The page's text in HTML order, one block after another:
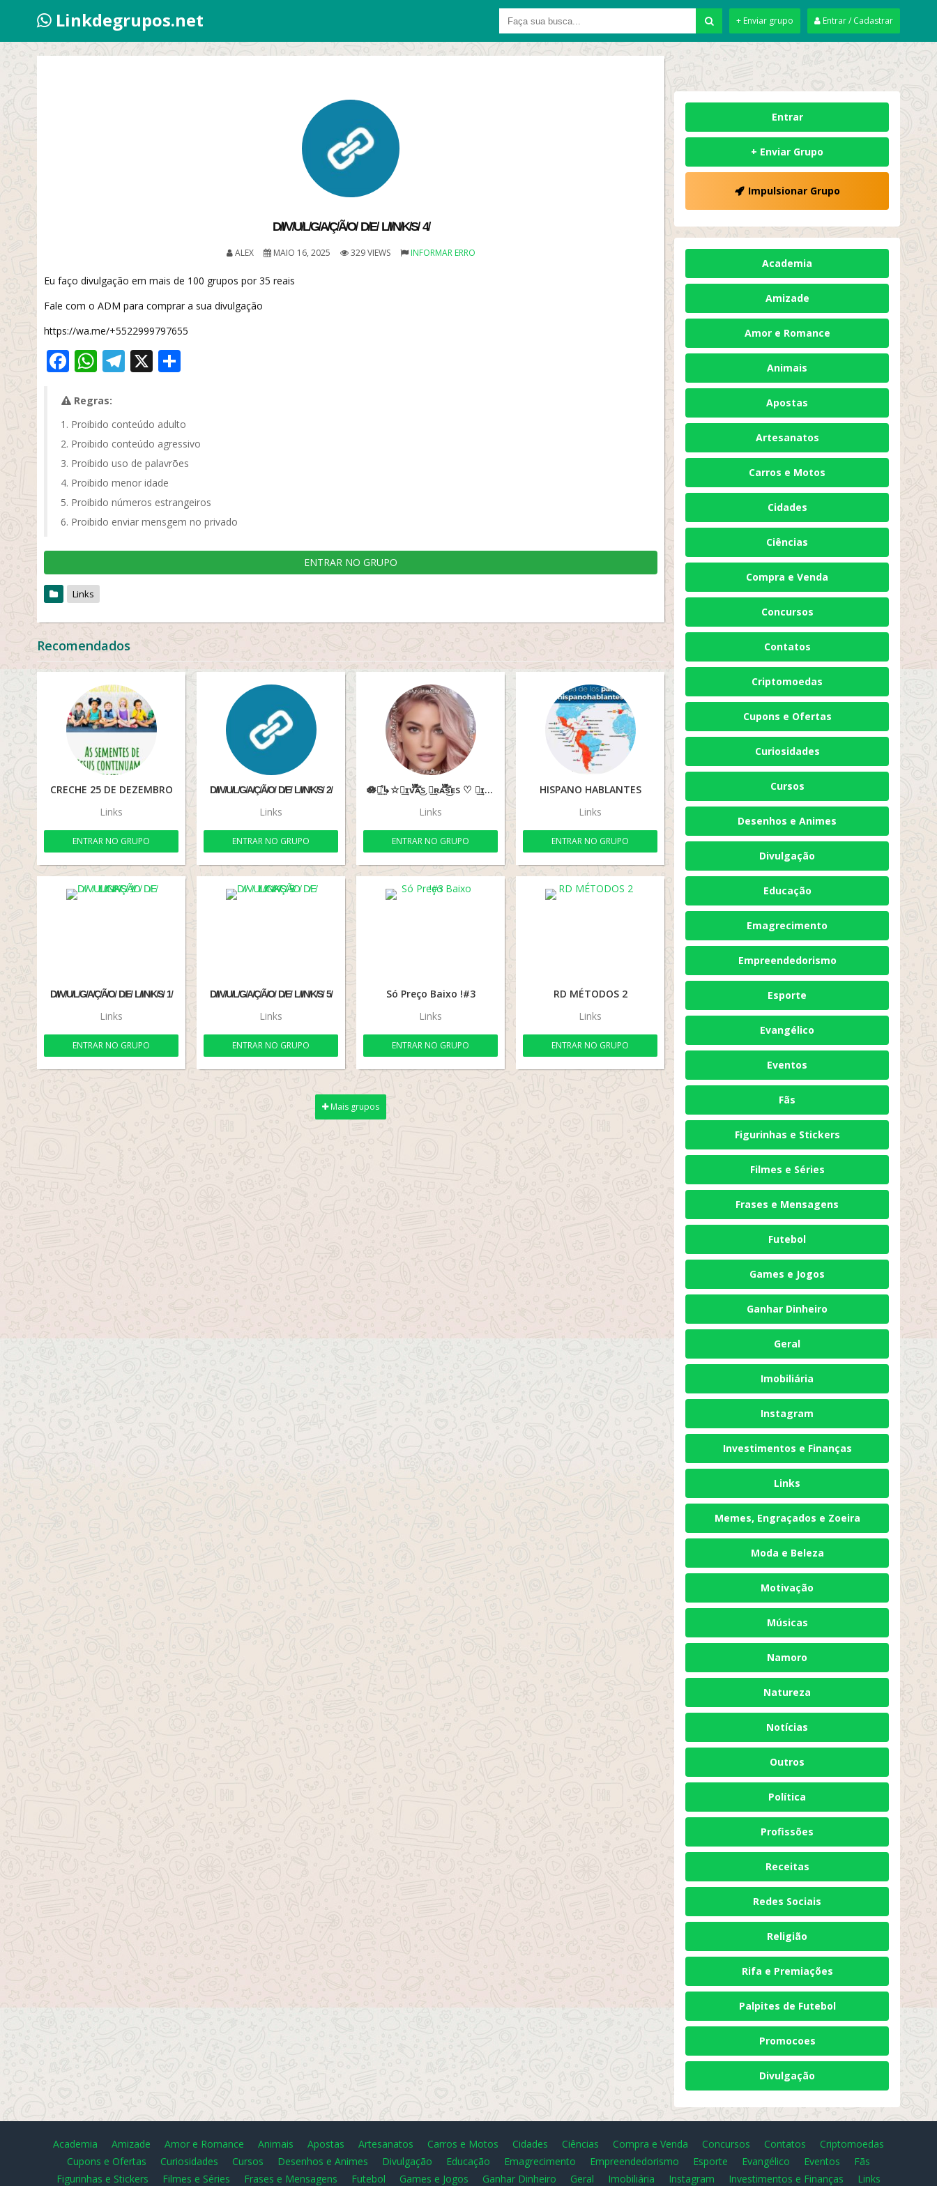
Linkdegrupos.net Entrar / Cadastrar
+ Enviar grupo
D̸I̸V̸U̸L̸G̸A̸Ç̸Ã̸O̸ D̸E̸ L̸I̸N̸K̸S̸ 4̸
ALEX MAIO 16, 2025 329 VIEWS INFORMAR ERRO
Eu faço divulgação em mais de 100 grupos por 35 reais
Fale com o ADM para comprar a sua divulgação
https://wa.me/+5522999797655
Facebook
WhatsApp
Telegram
X
Regras:
Proibido conteúdo adulto
Proibido conteúdo agressivo
Proibido uso de palavrões
Proibido menor idade
Proibido números estrangeiros
Proibido enviar mensgem no privado
ENTRAR NO GRUPO
Links
Recomendados
CRECHE 25 DE DEZEMBRO
Links
ENTRAR NO GRUPO
D̸I̸V̸U̸L̸G̸A̸Ç̸Ã̸O̸ D̸E̸ L̸I̸N̸K̸S̸ 2̸
Links
ENTRAR NO GRUPO
🪷ᰰ⵿᷒↳☆🅓︎͢ɪᴠ፝֟۬۬۫͞͡͝ᴀ͜s 🅕︎͢ʀᴀ፝֟۬۬۫͞͡͝s͜ᴇs ♡ 🅛︎͢ɪɴ፝֟۬۬۫͞͡͝ᴋ͜s🪷ᰰ⵿᷒↳☆
Links
ENTRAR NO GRUPO
HISPANO HABLANTES
Links
ENTRAR NO GRUPO
D̸I̸V̸U̸L̸G̸A̸Ç̸Ã̸O̸ D̸E̸ L̸I̸N̸K̸S̸ 1̸
Links
ENTRAR NO GRUPO
D̸I̸V̸U̸L̸G̸A̸Ç̸Ã̸O̸ D̸E̸ L̸I̸N̸K̸S̸ 5̸
Links
ENTRAR NO GRUPO
Só Preço Baixo !#3
Links
ENTRAR NO GRUPO
RD MÉTODOS 2
Links
ENTRAR NO GRUPO
Mais grupos
Entrar
+ Enviar Grupo
Impulsionar Grupo
Academia
Amizade
Amor e Romance
Animais
Apostas
Artesanatos
Carros e Motos
Cidades
Ciências
Compra e Venda
Concursos
Contatos
Criptomoedas
Cupons e Ofertas
Curiosidades
Cursos
Desenhos e Animes
Divulgação
Educação
Emagrecimento
Empreendedorismo
Esporte
Evangélico
Eventos
Fãs
Figurinhas e Stickers
Filmes e Séries
Frases e Mensagens
Futebol
Games e Jogos
Ganhar Dinheiro
Geral
Imobiliária
Instagram
Investimentos e Finanças
Links
Memes, Engraçados e Zoeira
Moda e Beleza
Motivação
Músicas
Namoro
Natureza
Notícias
Outros
Política
Profissões
Receitas
Redes Sociais
Religião
Rifa e Premiações
Palpites de Futebol
Promocoes
Divulgação
Academia Amizade Amor e Romance Animais Apostas Artesanatos Carros e Motos Cidades Ciências Compra e Venda Concursos Contatos
Criptomoedas
Cupons e Ofertas
Curiosidades Cursos Desenhos e Animes Divulgação Educação Emagrecimento Empreendedorismo Esporte Evangélico Eventos
Fãs
Figurinhas e Stickers
Filmes e Séries Frases e Mensagens Futebol Games e Jogos Ganhar Dinheiro Geral Imobiliária Instagram Investimentos e Finanças Links